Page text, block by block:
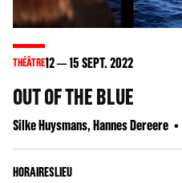
THÉÂTRE12 15SEPT. 2022
OUT OF THE BLUE
Silke Huysmans, Hannes Dereere
HORAIRESLIEU